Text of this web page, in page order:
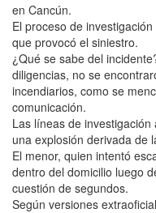
en Cancún.
El proceso de
que provocó el siniestro.
¿Qué se sabe del
diligencias, no se
incendiarios, como se
comunicación.
Las líneas de
una explosión derivada de
El menor, quien intentó
dentro del domicilio luego
cuestión de segundos.
Según versiones